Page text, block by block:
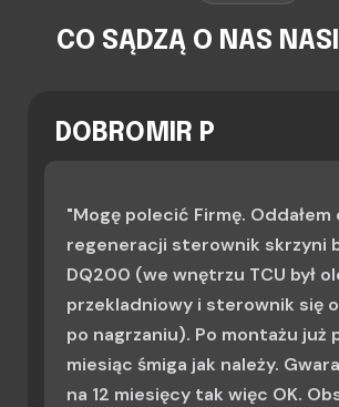
CO SĄDZĄ O NAS NASI
DOBROMIR P
"Mogę polecić Firmę. Oddałem
regeneracji sterownik skrzyni
DQ200 (we wnętrzu TCU był
przekladniowy i sterownik się
po nagrzaniu). Po montażu już
miesiąc śmiga jak należy.
na 12 miesięcy tak więc OK.